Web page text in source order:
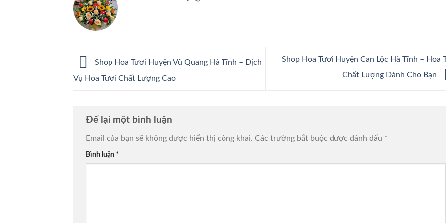
Shop Hoa Tươi Huyện Vũ Quang Hà Tĩnh – Dịch
Vụ Hoa Tươi Chất Lượng Cao
Shop Hoa Tươi Huyện Can Lộc Hà Tĩnh – Hoa
Chất Lượng Dành Cho Bạn
Để lại một bình luận
Email của bạn sẽ không được hiển thị công khai. Các trường bắt buộc được đánh dấu *
Bình luận *